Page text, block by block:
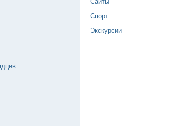
Спорт
Экскурсии